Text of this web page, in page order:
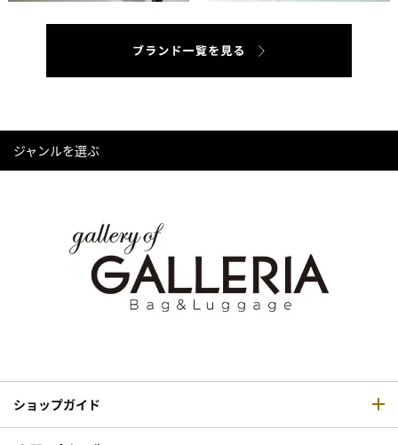
ジャンルを選ぶ
ショップガイド